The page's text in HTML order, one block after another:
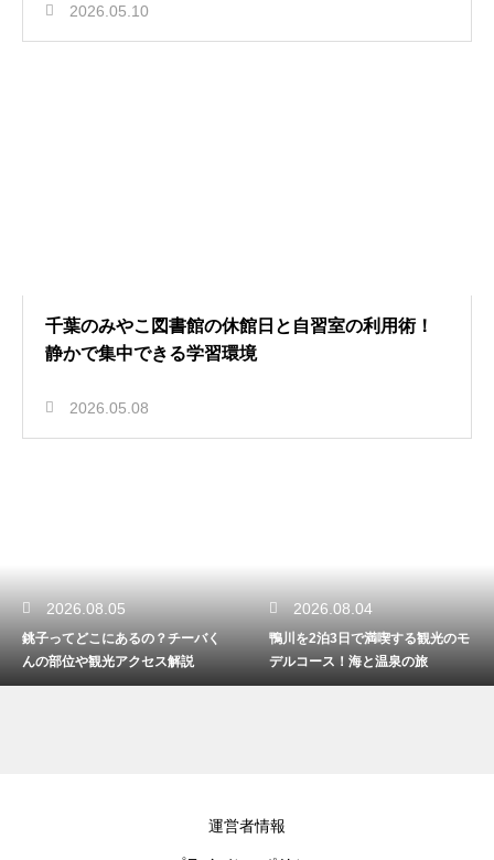
2026.05.10
千葉のみやこ図書館の休館日と自習室の利用術！
静かで集中できる学習環境
2026.05.08
2026.08.05
銚子ってどこにあるの？チーバく
んの部位や観光アクセス解説
2026.08.04
鴨川を2泊3日で満喫する観光のモ
デルコース！海と温泉の旅
運営者情報